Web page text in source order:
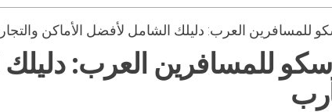
العرب: دليلك الشامل لأفضل الأماكن
للمسافرين العرب: